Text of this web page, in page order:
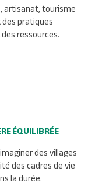
artisanat, tourisme
pratiques
ressources.
ÉQUILIBRÉE
des villages
des cadres de vie
la durée.